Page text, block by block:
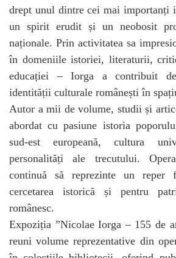
drept unul dintre cei mai importanți
un spirit erudit și un neobosit
naționale. Prin activitatea sa
în domeniile istoriei, literaturii,
educației – Iorga a contribuit
identității culturale românești în
Autor a mii de volume, studii și
abordat cu pasiune istoria
sud-est europeană, cultura
personalități ale trecutului.
continuă să reprezinte un reper
cercetarea istorică și pentru
românesc.
Expoziția ”Nicolae Iorga – 155 de
reuni volume reprezentative din